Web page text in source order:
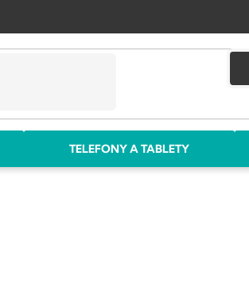
TELEFONY A TABLETY